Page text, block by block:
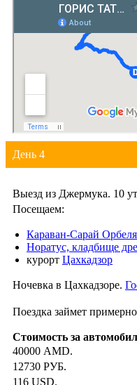
День 4
Выезд из Джермука. 10
Посещаем:
Караван-Сарай
Норатус, кладбище
курорт Цахкадзор
Ночевка в Цахкадзоре.
Поездка займет
40000 AMD.
12730 РУБ.
116 USD.